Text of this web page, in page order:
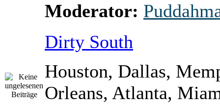
Moderator:
Dirty South
Houston, Dallas,
Orleans, Atlanta,